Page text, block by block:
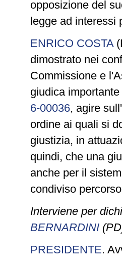
opposizione del
legge ad interessi
ENRICO COSTA
dimostrato nei
Commissione e
giudica
6-00036, agire
ordine ai quali si
giustizia, in
quindi, che una
anche per il
condiviso
Interviene per
BERNARDINI
PRESIDENTE.